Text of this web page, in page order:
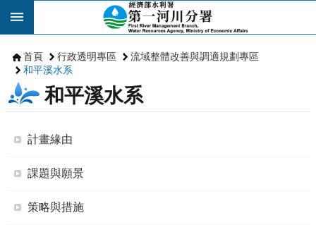
跳到主要內容區塊
首頁 行政透明專區
流域整體改善與調適規劃專區
和平溪水系
和平溪水系
計畫緣由
課題與願景
策略與措施